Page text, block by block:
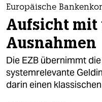
themen
politik
öko
gesellschaft
Europäische
Aufsicht
Ausnahmen
Die EZB übernimmt
systemrelevante
darin einen